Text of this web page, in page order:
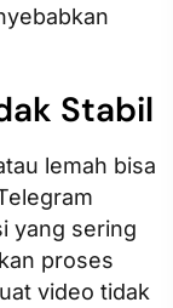
Stabil
lemah bisa
yang sering
proses
video tidak